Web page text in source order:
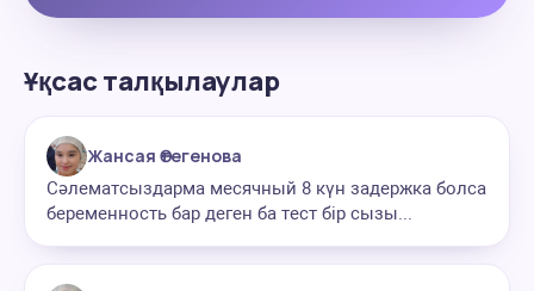
Ұқсас талқылаулар
Жансая Өтегенова
Сәлематсыздарма месячный 8 күн задержка болса
беременность бар деген ба тест бір сызы...